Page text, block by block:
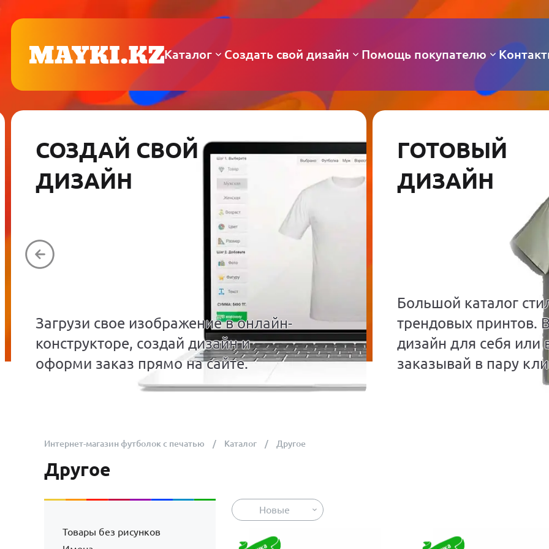
Каталог Создать свой дизайн Помощь покупателю
СОЗДАЙ СВОЙ
ДИЗАЙН
Загрузи свое изображение в онлайн-
конструкторе, создай дизайн и
оформи заказ прямо на сайте.
ГОТОВЫЙ
ДИЗАЙН
Большой каталог
трендовых принтов.
дизайн для себя или
заказывай в пару
Интернет-магазин футболок с печатью Каталог Другое
Другое
Товары без рисунков
Новые